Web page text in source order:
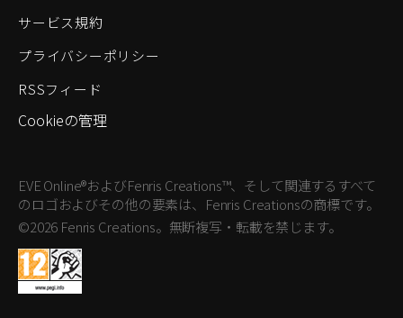
サービス規約
プライバシーポリシー
RSSフィード
Cookieの管理
EVE Online®およびFenris Creations™、そして関連するすべて
のロゴおよびその他の要素は、Fenris Creationsの商標です。
©2026 Fenris Creations。無断複写・転載を禁じます。